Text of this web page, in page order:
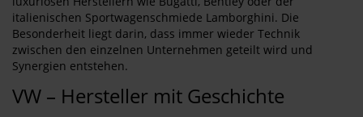
italienischen Sportwagenschmiede Lamborghini. Die
Besonderheit liegt darin, dass immer wieder Technik
zwischen den einzelnen Unternehmen geteilt wird und
Synergien entstehen.
VW – Hersteller mit Geschichte